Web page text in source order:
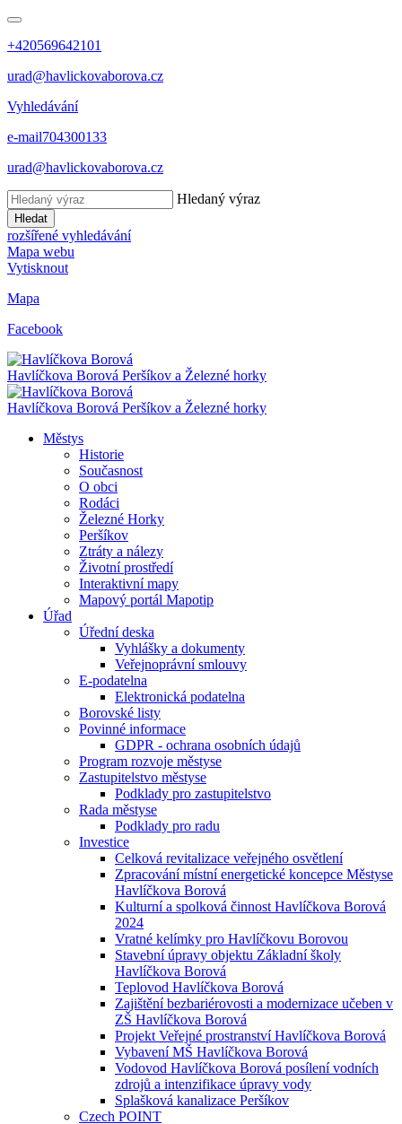
+420569642101
urad@havlickovaborova.cz
Vyhledávání
e-mail704300133
urad@havlickovaborova.cz
Hledaný výraz
Hledat
rozšířené vyhledávání
Mapa webu
Vytisknout
Mapa
Facebook
Havlíčkova Borová Peršíkov a Železné horky
Havlíčkova Borová Peršíkov a Železné horky
Městys
Historie
Současnost
O obci
Rodáci
Železné Horky
Peršíkov
Ztráty a nálezy
Životní prostředí
Interaktivní mapy
Mapový portál Mapotip
Úřad
Úřední deska
Vyhlášky a dokumenty
Veřejnoprávní smlouvy
E-podatelna
Elektronická podatelna
Borovské listy
Povinné informace
GDPR - ochrana osobních údajů
Program rozvoje městyse
Zastupitelstvo městyse
Podklady pro zastupitelstvo
Rada městyse
Podklady pro radu
Investice
Celková revitalizace veřejného osvětlení
Zpracování místní energetické koncepce Městyse
Havlíčkova Borová
Kulturní a spolková činnost Havlíčkova Borová
2024
Vratné kelímky pro Havlíčkovu Borovou
Stavební úpravy objektu Základní školy
Havlíčkova Borová
Teplovod Havlíčkova Borová
Zajištění bezbariérovosti a modernizace učeben v
ZŠ Havlíčkova Borová
Projekt Veřejné prostranství Havlíčkova Borová
Vybavení MŠ Havlíčkova Borová
Vodovod Havlíčkova Borová posílení vodních
zdrojů a intenzifikace úpravy vody
Splašková kanalizace Peršíkov
Czech POINT